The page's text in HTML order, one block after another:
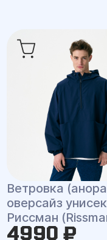
Ветровка
оверсайз
Риссман
4990 ₽